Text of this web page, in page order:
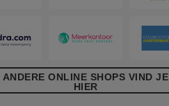
ANDERE ONLINE SHOPS VIND JE
HIER